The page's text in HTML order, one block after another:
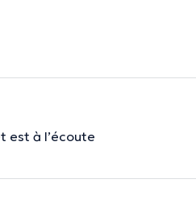
est à l’écoute